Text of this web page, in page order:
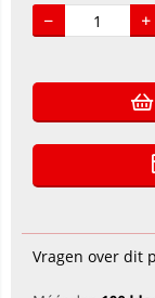
Vragen over dit